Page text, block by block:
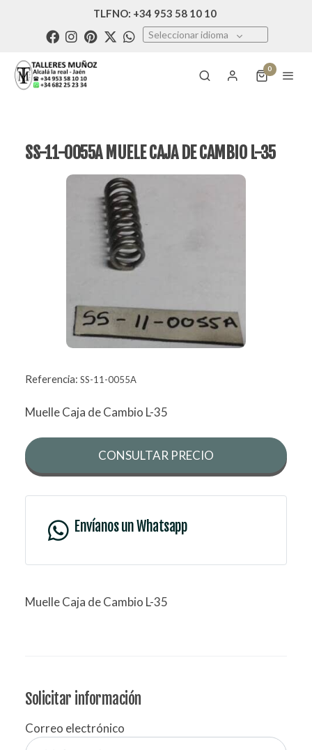
TLFNO: +34 953 58 10 10
Seleccionar idioma
0
SS-11-0055A MUELE CAJA DE CAMBIO L-35
Referencia: SS-11-0055A
Muelle Caja de Cambio L-35
CONSULTAR PRECIO
Envíanos un Whatsapp
Muelle Caja de Cambio L-35
Solicitar información
Correo electrónico